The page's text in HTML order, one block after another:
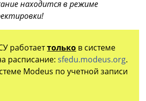
находится в режиме
работаеттолько в системе
расписание:sfedu.modeus.org.
Modeus по учетной записи